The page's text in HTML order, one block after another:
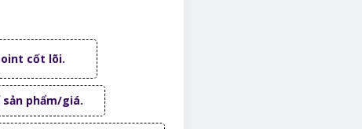
phẩm/giá.
cốt lõi.